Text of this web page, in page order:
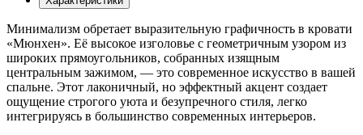
Минимализм обретает выразительную графичность в кровати
«Мюнхен». Её высокое изголовье с геометричным узором из
широких прямоугольников, собранных изящным
центральным зажимом, — это современное искусство в вашей
спальне. Этот лаконичный, но эффектный акцент создает
ощущение строгого уюта и безупречного стиля, легко
интегрируясь в большинство современных интерьеров.